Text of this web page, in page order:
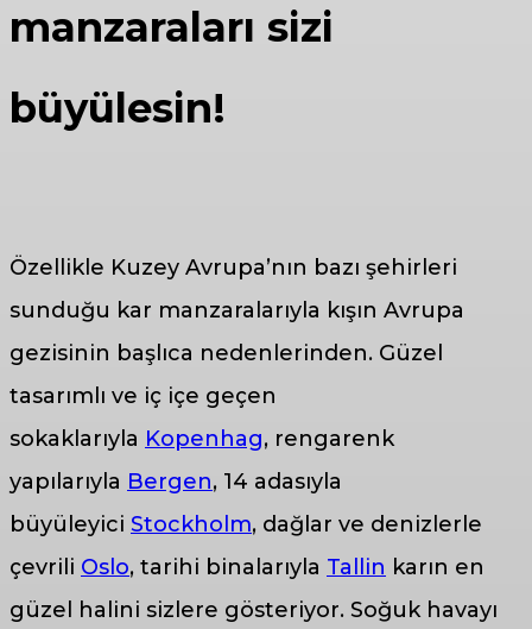
manzaraları sizi
büyülesin!
Özellikle Kuzey Avrupa’nın bazı şehirleri
sunduğu kar manzaralarıyla kışın Avrupa
gezisinin başlıca nedenlerinden. Güzel
tasarımlı ve iç içe geçen
sokaklarıyla Kopenhag, rengarenk
yapılarıyla Bergen, 14 adasıyla
büyüleyici Stockholm, dağlar ve denizlerle
çevrili Oslo, tarihi binalarıyla Tallin karın en
güzel halini sizlere gösteriyor. Soğuk havayı